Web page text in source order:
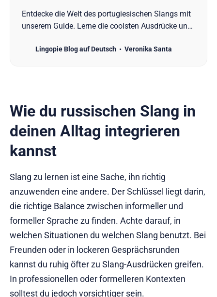
Entdecke die Welt des portugiesischen Slangs mit
unserem Guide. Lerne die coolsten Ausdrücke und
Lingopie Blog auf Deutsch Veronika Santa
Wie du russischen Slang in
deinen Alltag integrieren
kannst
Slang zu lernen ist eine Sache, ihn richtig
anzuwenden eine andere. Der Schlüssel liegt darin,
die richtige Balance zwischen informeller und
formeller Sprache zu finden. Achte darauf, in
welchen Situationen du welchen Slang benutzt. Bei
Freunden oder in lockeren Gesprächsrunden
kannst du ruhig öfter zu Slang-Ausdrücken greifen.
In professionellen oder formelleren Kontexten
solltest du jedoch vorsichtiger sein.